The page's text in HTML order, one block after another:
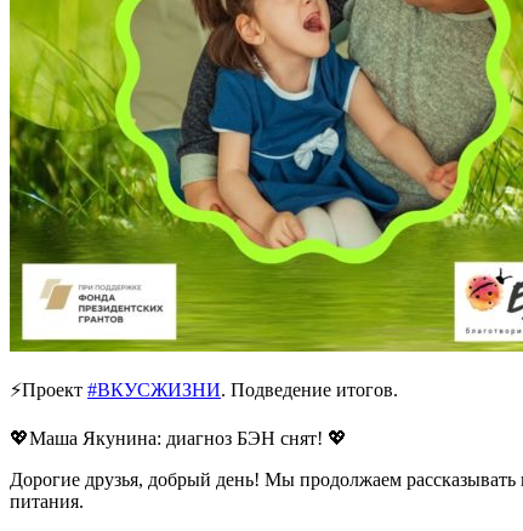
⚡Проект #ВКУСЖИЗНИ. Подведение итогов.
💖Маша Якунина: диагноз БЭН снят! 💖
Дорогие друзья, добрый день! Мы продолжаем
питания.